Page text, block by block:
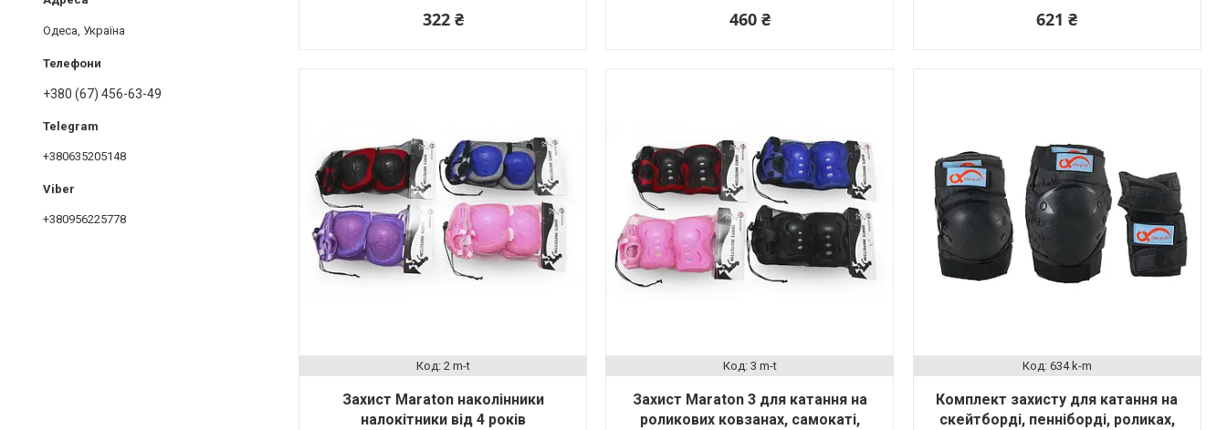
322 ₴ 460 ₴ 621 ₴
2 m-t
Захист Maraton наколінники
налокітники від 4 років
3 m-t
Захист Maraton 3 для катання на
роликових ковзанах, самокаті,
634 k-m
Комплект захисту для катання на
скейтборді, пенніборді, роликах,
Одеса, Україна
+380 (67) 456-63-49
+380635205148
+380956225778